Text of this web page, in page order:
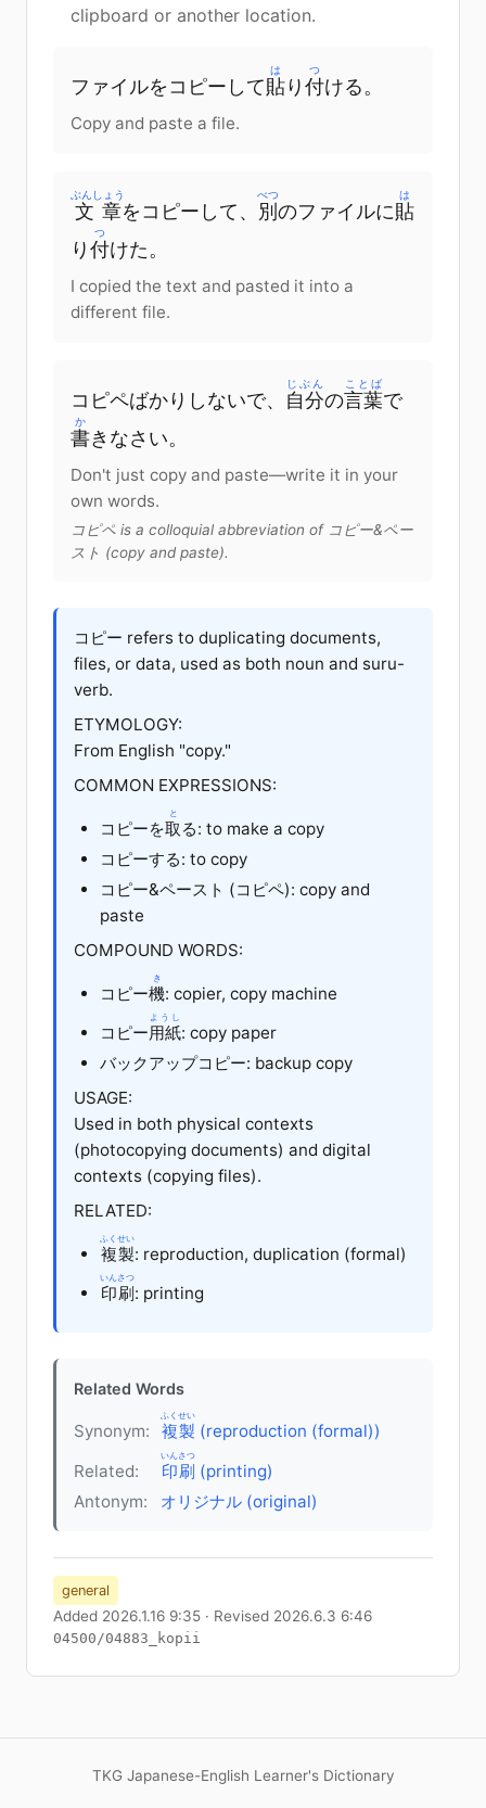
clipboard or another location.
ファイルを コピー して貼
は
り 付
つ
ける 。
Copy and paste a file.
文章
ぶんしょう
を コピー して 、 別
べつ
のファイルに貼
は
り 付
つ
けた 。
I copied the text and pasted it into a
different file.
コピペばかり しないで、 自分
じぶん
の言葉
ことば
で
書
か
きなさい。
Don't just copy and paste—write it in your
own words.
コピペ is a colloquial abbreviation of コピー&ペー
スト (copy and paste).
コピー refers to duplicating documents,
files, or data, used as both noun and suru-
verb.
ETYMOLOGY:
From English "copy."
COMMON EXPRESSIONS:
コピーを取
と
る: to make a copy
コピーする: to copy
コピー&ペースト (コピペ): copy and
paste
COMPOUND WORDS:
コピー機
き
: copier, copy machine
コピー用紙
ようし
: copy paper
バックアップコピー: backup copy
USAGE:
Used in both physical contexts
(photocopying documents) and digital
contexts (copying files).
RELATED:
複製
ふくせい
: reproduction, duplication (formal)
印刷
いんさつ
: printing
Related Words
Synonym: 複製
ふくせい
(reproduction (formal))
Related:
印刷
いんさつ
(printing)
Antonym:
オリジナル (original)
general
Added 2026.1.16 9:35 · Revised 2026.6.3 6:46
04500/04883_kopii
TKG Japanese-English Learner's Dictionary